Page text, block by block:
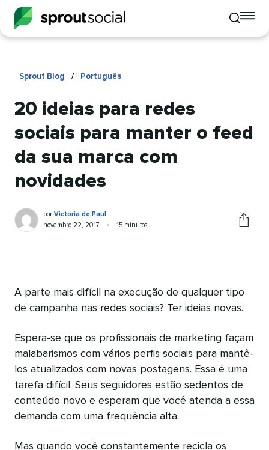
Toggle
mobile
Sprout Blog / Português
20 ideias para redes
sociais para manter o feed
da sua marca com
novidades
Victoria
de
Escrito
por
por Victoria de Paul
Publicado
novembro 22, 2017 •
Tempo
15 minutos
A parte mais difícil na execução de qualquer tipo
de campanha nas redes sociais? Ter ideias novas.
Espera-se que os profissionais de marketing façam
malabarismos com vários perfis sociais para mantê-
los atualizados com novas postagens. Essa é uma
tarefa difícil. Seus seguidores estão sedentos de
conteúdo novo e esperam que você atenda a essa
demanda com uma frequência alta.
Mas quando você constantemente recicla os